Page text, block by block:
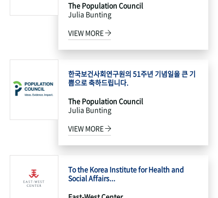
The Population Council
Julia Bunting
VIEW MORE
한국보건사회연구원의 51주년 기념일을 큰 기
쁨으로 축하드립니다.
The Population Council
Julia Bunting
VIEW MORE
To the Korea Institute for Health and
Social Affairs...